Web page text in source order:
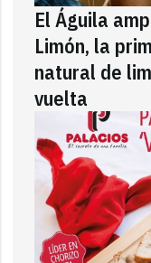
El Águila
Limón, la
natural de
vuelta